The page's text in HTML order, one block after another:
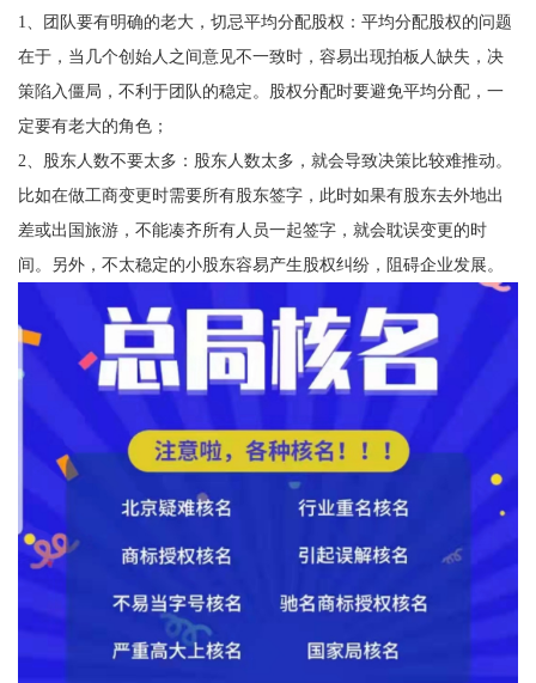
1、团队要有明确的老大，切忌平均分配股权：平均分配股权的问题
在于，当几个创始人之间意见不一致时，容易出现拍板人缺失，决
策陷入僵局，不利于团队的稳定。股权分配时要避免平均分配，一
定要有老大的角色；
2、股东人数不要太多：股东人数太多，就会导致决策比较难推动。
比如在做工商变更时需要所有股东签字，此时如果有股东去外地出
差或出国旅游，不能凑齐所有人员一起签字，就会耽误变更的时
间。另外，不太稳定的小股东容易产生股权纠纷，阻碍企业发展。